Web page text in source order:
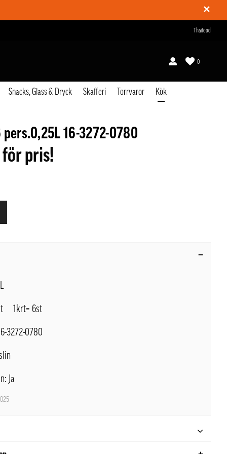
✕
Thaifood
0
Snacks, Glass & Dryck Skafferi Torrvaror Kök
pers.0,25L 16-3272-0780
för pris!
1krt= 6st
3272-0780
Ja